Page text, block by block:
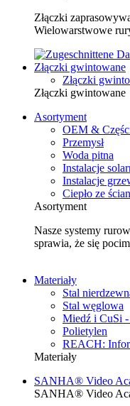
Złączki
Wielowarstwowe
Złączki gwintowane
Złączki
Złączki gwintowane
Asortyment
OEM &
Przemysł
Woda pitna
Instalacje
Instalacje
Ciepło ze ścian
Asortyment
Nasze systemy
sprawia, że się
Materiały
Stal
Stal węglowa
Miedź i CuSi -
Polietylen
REACH:
Materiały
SANHA® Video
SANHA® Video